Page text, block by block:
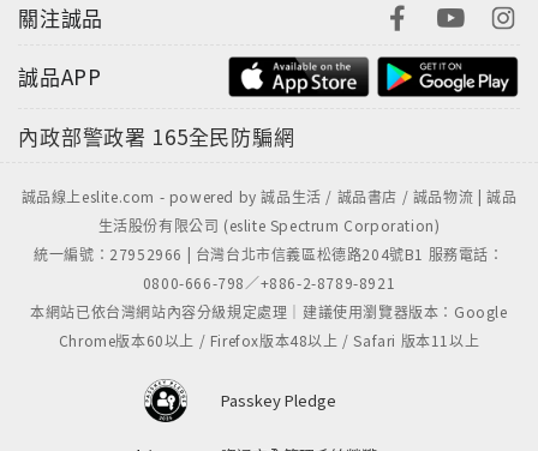
關注誠品
誠品APP
內政部警政署 165全民防騙網
誠品線上eslite.com - powered by 誠品生活 / 誠品書店 / 誠品物流 | 誠品
生活股份有限公司 (eslite Spectrum Corporation)
統一編號：27952966 | 台灣台北市信義區松德路204號B1 服務電話：
0800-666-798／+886-2-8789-8921
本網站已依台灣網站內容分級規定處理｜建議使用瀏覽器版本：Google
Chrome版本60以上 / Firefox版本48以上 / Safari 版本11以上
Passkey Pledge